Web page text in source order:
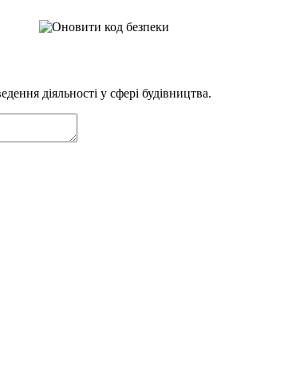
діяльності у сфері будівництва.